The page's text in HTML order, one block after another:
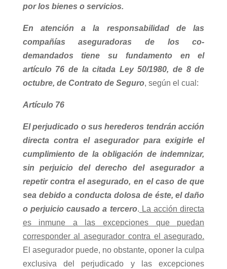
por los bienes o servicios.
En atención a la responsabilidad de las
compañías aseguradoras de los co-
demandados tiene su fundamento en el
artículo 76 de la citada Ley 50/1980, de 8 de
octubre, de Contrato de Seguro, según el cual:
Artículo 76
El perjudicado o sus herederos tendrán acción
directa contra el asegurador para exigirle el
cumplimiento de la obligación de indemnizar,
sin perjuicio del derecho del asegurador a
repetir contra el asegurado, en el caso de que
sea debido a conducta dolosa de éste, el daño
o perjuicio causado a tercero. La acción directa
es inmune a las excepciones que puedan
corresponder al asegurador contra el asegurado.
El asegurador puede, no obstante, oponer la culpa
exclusiva del perjudicado y las excepciones